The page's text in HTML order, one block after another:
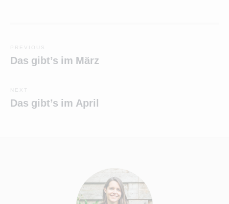
PREVIOUS
Previous
Das gibt’s im März
NEXT
Next
Das gibt’s im April